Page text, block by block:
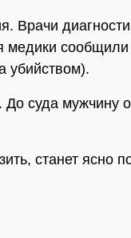
Врачи
медики
убийством).
суда мужчину
станет ясно